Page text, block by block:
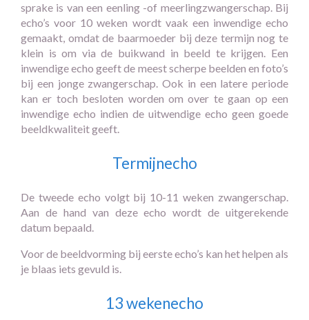
sprake is van een eenling -of meerlingzwangerschap. Bij
echo’s voor 10 weken wordt vaak een inwendige echo
gemaakt, omdat de baarmoeder bij deze termijn nog te
klein is om via de buikwand in beeld te krijgen. Een
inwendige echo geeft de meest scherpe beelden en foto’s
bij een jonge zwangerschap. Ook in een latere periode
kan er toch besloten worden om over te gaan op een
inwendige echo indien de uitwendige echo geen goede
beeldkwaliteit geeft.
Termijnecho
De tweede echo volgt bij 10-11 weken zwangerschap.
Aan de hand van deze echo wordt de uitgerekende
datum bepaald.
Voor de beeldvorming bij eerste echo’s kan het helpen als
je blaas iets gevuld is.
13 wekenecho